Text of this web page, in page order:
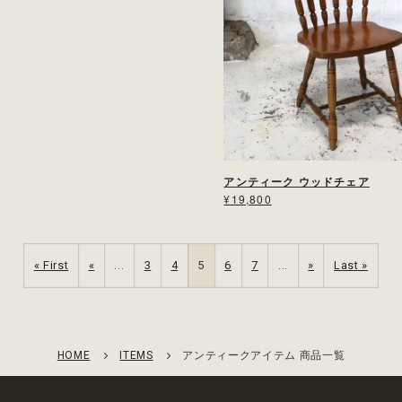
アンティーク ウッドチェア
¥19,800
« First « ... 3 4 5 6 7 ... » Last »
HOME ITEMS アンティークアイテム 商品一覧